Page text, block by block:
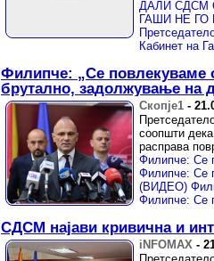
Филипче: „Се повлекуваме
брутално, задолжување на
Скопје1 -
соопшти дека
расправа
СДСМ најави кривична и
iNFOMAX -